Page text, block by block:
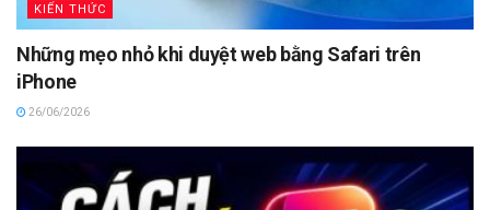
KIẾN THỨC
Những mẹo nhỏ khi duyệt web bằng Safari trên
iPhone
26/06/2026